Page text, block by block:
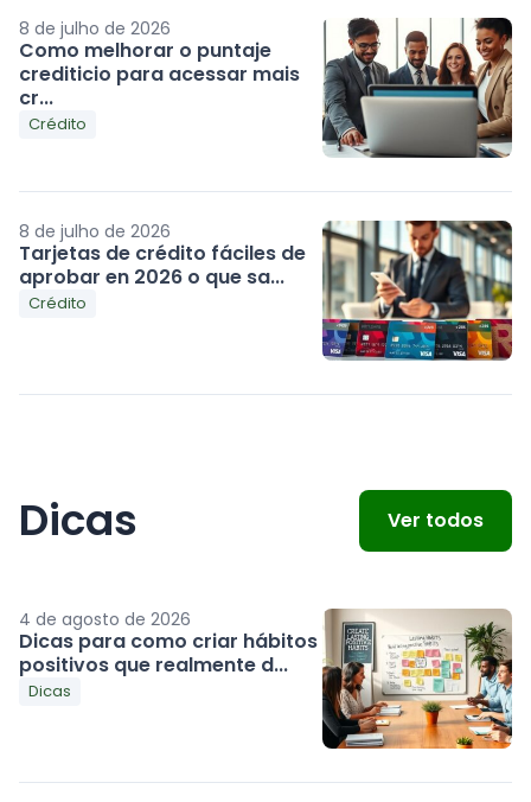
8 de julho de 2026
Como melhorar o puntaje
crediticio para acessar mais
cr...
Crédito
8 de julho de 2026
Tarjetas de crédito fáciles de
aprobar en 2026 o que sa...
Crédito
Dicas Ver todos
4 de agosto de 2026
Dicas para como criar hábitos
positivos que realmente d...
Dicas